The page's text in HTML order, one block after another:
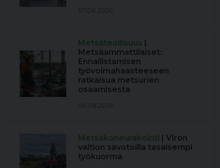
07.08.2026
Metsäteollisuus |
Metsäammattilaiset:
Ennallistamisen
työvoimahaasteeseen
ratkaisua metsurien
osaamisesta
06.08.2026
Metsäkoneurakointi | Viron
valtion savotoilla tasaisempi
työkuorma